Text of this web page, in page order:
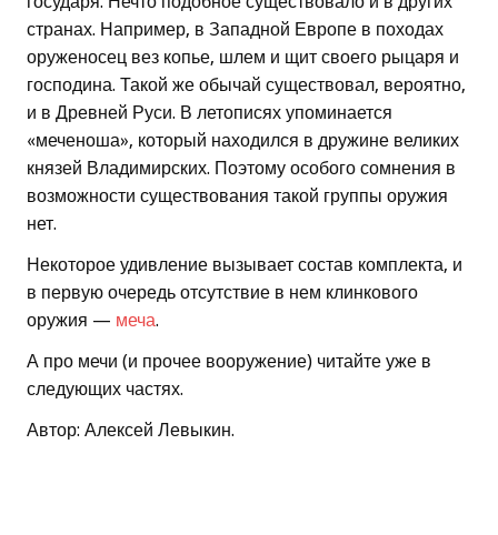
странах. Например, в Западной Европе в походах
оруженосец вез копье, шлем и щит своего рыцаря и
господина. Такой же обычай существовал, вероятно,
и в Древней Руси. В летописях упоминается
«меченоша», который находился в дружине великих
князей Владимирских. Поэтому особого сомнения в
возможности существования такой группы оружия
нет.
Некоторое удивление вызывает состав комплекта, и
в первую очередь отсутствие в нем клинкового
оружия — меча.
А про мечи (и прочее вооружение) читайте уже в
следующих частях.
Автор: Алексей Левыкин.